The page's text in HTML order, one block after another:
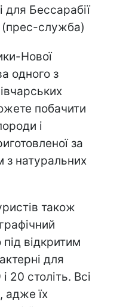
для Бессарабії
(прес-служба)
Нової
одного з
побачити
і
за
з натуральних
також
відкритим
для
20 століть. Всі
адже їх